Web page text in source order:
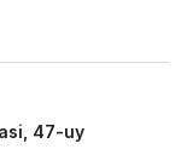
47-uy